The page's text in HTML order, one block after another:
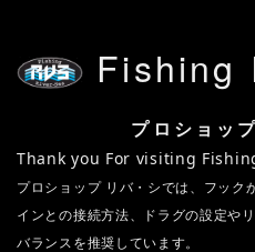
Fishing
プロショッ
Thank you For visiting
プロショップ リバ・シでは、フック
インとの接続方法、ドラグの設定や
バランスを推奨しています。